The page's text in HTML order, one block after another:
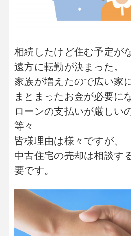
相続したけど住む予定が
遠方に転勤が決まった。
家族が増えたので広い家
まとまったお金が必要に
ローンの支払いが厳しい
等々
皆様理由は様々ですが、
中古住宅の売却は相談す
要です。